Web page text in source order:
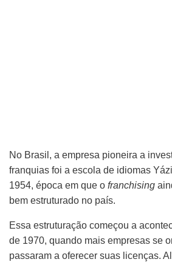
No Brasil, a empresa pioneira a
franquias foi a escola de idiomas
1954, época em que o franchising
bem estruturado no país.
Essa estruturação começou a
de 1970, quando mais empresas se
passaram a oferecer suas licenças.